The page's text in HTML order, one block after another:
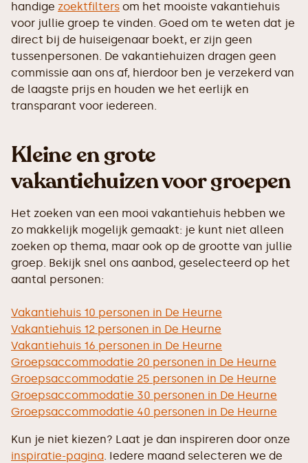
handige zoektfilters om het mooiste vakantiehuis
voor jullie groep te vinden. Goed om te weten dat je
direct bij de huiseigenaar boekt, er zijn geen
tussenpersonen. De vakantiehuizen dragen geen
commissie aan ons af, hierdoor ben je verzekerd van
de laagste prijs en houden we het eerlijk en
transparant voor iedereen.
Kleine en grote
vakantiehuizen voor groepen
Het zoeken van een mooi vakantiehuis hebben we
zo makkelijk mogelijk gemaakt: je kunt niet alleen
zoeken op thema, maar ook op de grootte van jullie
groep. Bekijk snel ons aanbod, geselecteerd op het
aantal personen:
Vakantiehuis 10 personen in De Heurne
Vakantiehuis 12 personen in De Heurne
Vakantiehuis 16 personen in De Heurne
Groepsaccommodatie 20 personen in De Heurne
Groepsaccommodatie 25 personen in De Heurne
Groepsaccommodatie 30 personen in De Heurne
Groepsaccommodatie 40 personen in De Heurne
Kun je niet kiezen? Laat je dan inspireren door onze
inspiratie-pagina. Iedere maand selecteren we de